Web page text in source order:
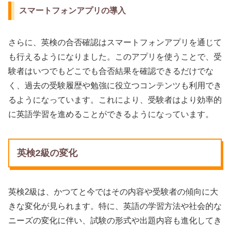
スマートフォンアプリの導入
さらに、英検の合否確認はスマートフォンアプリを通じて
も行えるようになりました。このアプリを使うことで、受
験者はいつでもどこでも合否結果を確認できるだけでな
く、過去の受験履歴や勉強に役立つコンテンツも利用でき
るようになっています。これにより、受験者はより効率的
に英語学習を進めることができるようになっています。
英検2級の変化
英検2級は、かつてと今ではその内容や受験者の傾向に大
きな変化が見られます。特に、英語の学習方法や社会的な
ニーズの変化に伴い、試験の形式や出題内容も進化してき